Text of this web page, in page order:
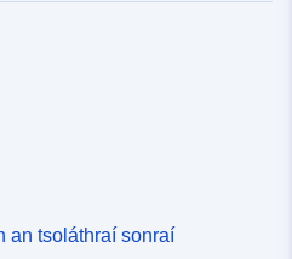
an tsoláthraí sonraí